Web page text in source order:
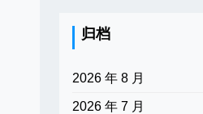
归档
2026 年 8 月
2026 年 7 月